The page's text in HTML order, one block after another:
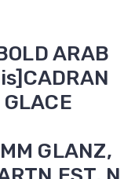
ARAB
GLANZ,